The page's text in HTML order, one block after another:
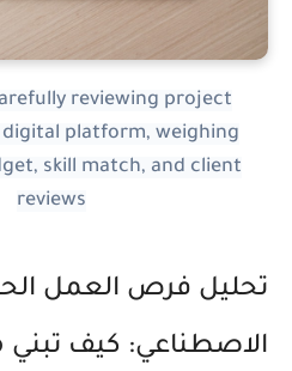
carefully reviewing project
a digital platform, weighing
skill match, and client
reviews
فرص العمل الحر
كيف تبني